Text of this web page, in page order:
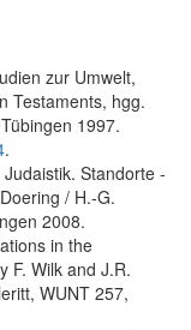
zur Umwelt,
Testaments, hgg.
1997.
.
Standorte -
/ H.-G.
2008.
in the
F. Wilk and J.R.
WUNT 257,